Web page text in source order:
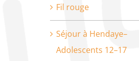
Fil rouge
Séjour à Hendaye–
Adolescents 12–17